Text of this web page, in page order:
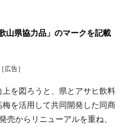
山県協力品」のマークを記載
［広告］
を図ろうと、県とアサヒ飲料
梅を活用して共同開発した同商
からリニューアルを重ね、